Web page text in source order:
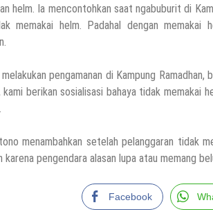
helm. Ia mencontohkan saat ngabuburit di
memakai helm. Padahal dengan memakai
pengamanan di Kampung
berikan sosialisasi bahaya tidak memakai
menambahkan setelah pelanggaran tidak
karena pengendara alasan lupa atau memang
Facebook